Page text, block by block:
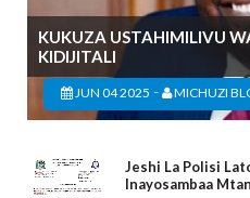
KUKUZA USTAHIMILIVU
KIDIJITALI
JUN 04 2025 - MICHUZI
Jeshi La Polisi
Inayosambaa